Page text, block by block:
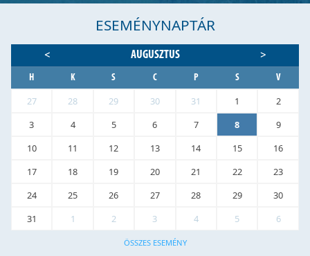
ESEMÉNYNAPTÁR
< AUGUSZTUS >
H K S C P S V
27 28 29 30 31 1
2
3
4 5 6 7 8
9
10
11 12 13 14 15
16
17
18 19 20 21 22
23
24
25 26 27 28 29
30
31
1 2 3 4 5 6
ÖSSZES ESEMÉNY